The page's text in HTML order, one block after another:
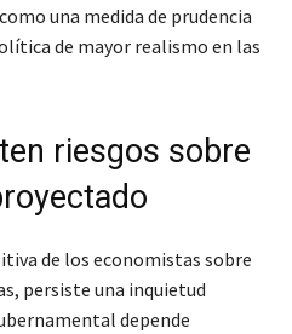
una medida de prudencia
de mayor realismo en las
riesgos sobre
de los economistas sobre
persiste una inquietud
depende